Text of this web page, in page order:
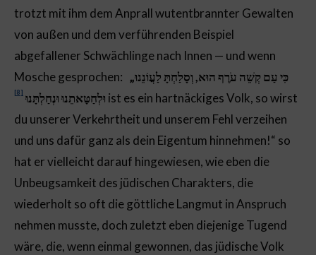
trotzt mit ihm dem Anprall wutentbrannter Gewalten
von außen und dem verführenden Beispiel
abgefallener Schwächlinge nach Innen — und wenn
Mosche gesprochen: „כִּי עַם קְשֵׁה עֹרֶף הוּא, וְסָלַחְתָּ לַעֲוֹנֵנוּ
וּלְחַטָּאתֵנוּ וּנְחַלְתָּנוּ [8]
ist es ein hartnäckiges Volk, so wirst
du unserer Verkehrtheit und unserem Fehl verzeihen
und uns dafür ganz als dein Eigentum hinnehmen!“ so
hat er vielleicht darauf hingewiesen, wie eben die
Unbeugsamkeit des jüdischen Charakters, die
wiederholt so oft die göttliche Langmut in Anspruch
nehmen musste, doch zuletzt eben diejenige Tugend
wäre, die, wenn einmal gewonnen, das jüdische Volk